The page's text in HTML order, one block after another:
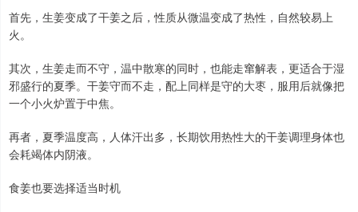
首先，生姜变成了干姜之后，性质从微温变成了热性，自然较易上
火。
其次，生姜走而不守，温中散寒的同时，也能走窜解表，更适合于湿
邪盛行的夏季。干姜守而不走，配上同样是守的大枣，服用后就像把
一个小火炉置于中焦。
再者，夏季温度高，人体汗出多，长期饮用热性大的干姜调理身体也
会耗竭体内阴液。
食姜也要选择适当时机